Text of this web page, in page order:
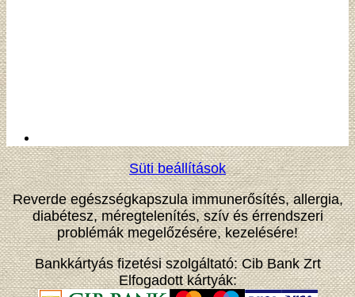
Süti beállítások
Reverde egészségkapszula immunerősítés, allergia,
diabétesz, méregtelenítés, szív és érrendszeri
problémák megelőzésére, kezelésére!
Bankkártyás fizetési szolgáltató: Cib Bank Zrt
Elfogadott kártyák: